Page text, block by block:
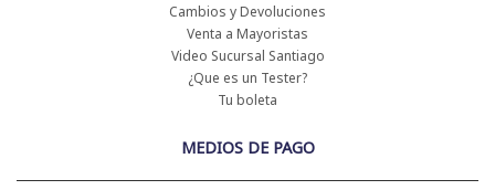
Cambios y Devoluciones
Venta a Mayoristas
Video Sucursal Santiago
¿Que es un Tester?
Tu boleta
MEDIOS DE PAGO